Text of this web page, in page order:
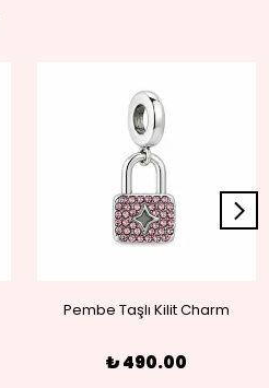
Pembe Taşlı Kilit Charm
₺ 490.00